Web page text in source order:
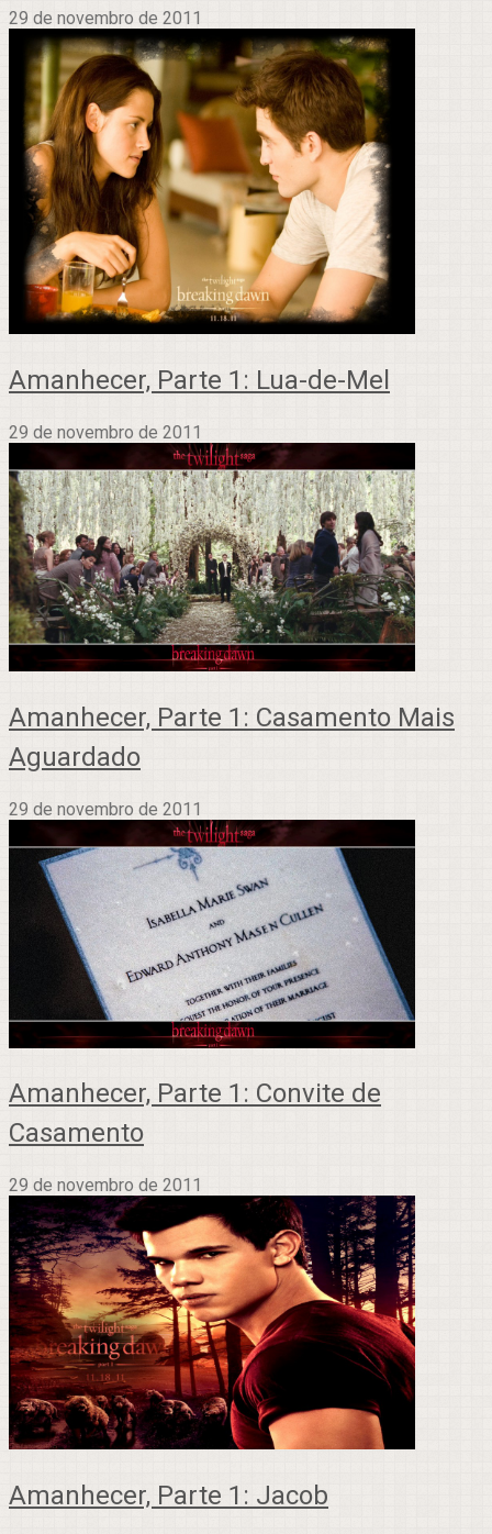
29 de novembro de 2011
Amanhecer, Parte 1: Lua-de-Mel
29 de novembro de 2011
Amanhecer, Parte 1: Casamento Mais
Aguardado
29 de novembro de 2011
Amanhecer, Parte 1: Convite de
Casamento
29 de novembro de 2011
Amanhecer, Parte 1: Jacob